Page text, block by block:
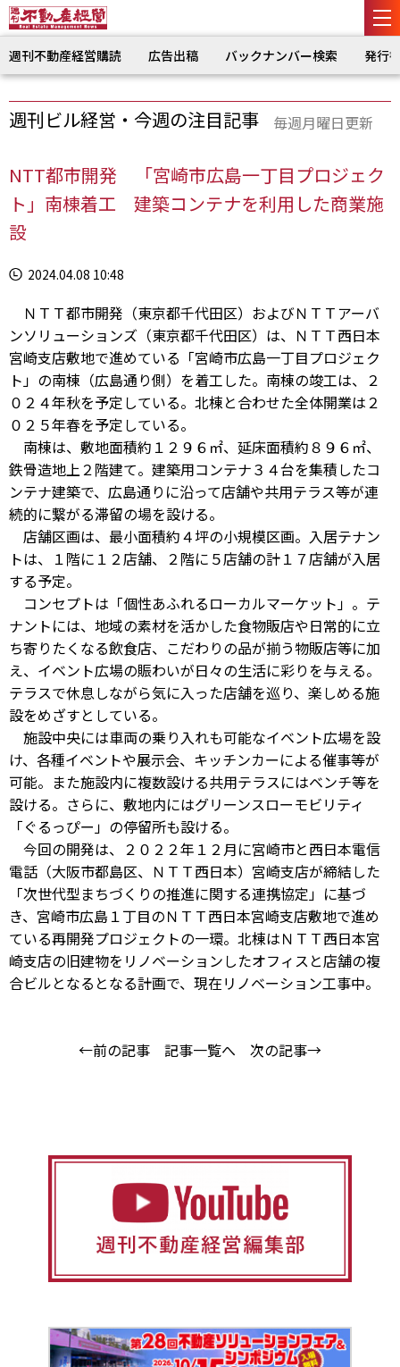
週刊不動産経営購読 広告出稿 バックナンバー検索 発行
週刊ビル経営・今週の注目記事 毎週月曜日更新
NTT都市開発 「宮崎市広島一丁目プロジェク
ト」南棟着工 建築コンテナを利用した商業施
設
2024.04.08 10:48
ＮＴＴ都市開発（東京都千代田区）およびＮＴＴアーバ
ンソリューションズ（東京都千代田区）は、ＮＴＴ西日本
宮崎支店敷地で進めている「宮崎市広島一丁目プロジェク
ト」の南棟（広島通り側）を着工した。南棟の竣工は、２
０２４年秋を予定している。北棟と合わせた全体開業は２
０２５年春を予定している。
南棟は、敷地面積約１２９６㎡、延床面積約８９６㎡、
鉄骨造地上２階建て。建築用コンテナ３４台を集積したコ
ンテナ建築で、広島通りに沿って店舗や共用テラス等が連
続的に繋がる滞留の場を設ける。
店舗区画は、最小面積約４坪の小規模区画。入居テナン
トは、１階に１２店舗、２階に５店舗の計１７店舗が入居
する予定。
コンセプトは「個性あふれるローカルマーケット」。テ
ナントには、地域の素材を活かした食物販店や日常的に立
ち寄りたくなる飲食店、こだわりの品が揃う物販店等に加
え、イベント広場の賑わいが日々の生活に彩りを与える。
テラスで休息しながら気に入った店舗を巡り、楽しめる施
設をめざすとしている。
施設中央には車両の乗り入れも可能なイベント広場を設
け、各種イベントや展示会、キッチンカーによる催事等が
可能。また施設内に複数設ける共用テラスにはベンチ等を
設ける。さらに、敷地内にはグリーンスローモビリティ
「ぐるっぴー」の停留所も設ける。
今回の開発は、２０２２年１２月に宮崎市と西日本電信
電話（大阪市都島区、ＮＴＴ西日本）宮崎支店が締結した
「次世代型まちづくりの推進に関する連携協定」に基づ
き、宮崎市広島１丁目のＮＴＴ西日本宮崎支店敷地で進め
ている再開発プロジェクトの一環。北棟はＮＴＴ西日本宮
崎支店の旧建物をリノベーションしたオフィスと店舗の複
合ビルとなるとなる計画で、現在リノベーション工事中。
←前の記事 記事一覧へ 次の記事→